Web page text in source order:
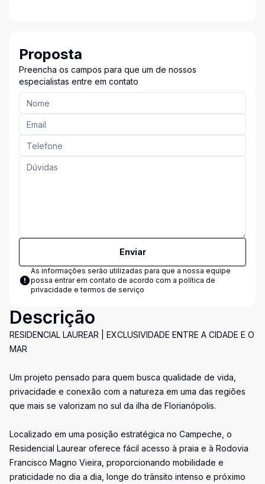
Proposta
Preencha os campos para que um de nossos
especialistas entre em contato
Enviar
As informações serão utilizadas para que a nossa equipe
possa entrar em contato de acordo com a política de
privacidade e termos de serviço
Descrição
RESIDENCIAL LAUREAR | EXCLUSIVIDADE ENTRE A CIDADE E O
MAR
Um projeto pensado para quem busca qualidade de vida,
privacidade e conexão com a natureza em uma das regiões
que mais se valorizam no sul da ilha de Florianópolis.
Localizado em uma posição estratégica no Campeche, o
Residencial Laurear oferece fácil acesso à praia e à Rodovia
Francisco Magno Vieira, proporcionando mobilidade e
praticidade no dia a dia, longe do trânsito intenso e próximo